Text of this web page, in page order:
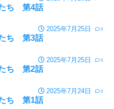
たち 第4話
2025年7月25日 0
たち 第3話
2025年7月25日 0
たち 第2話
2025年7月24日 0
たち 第1話